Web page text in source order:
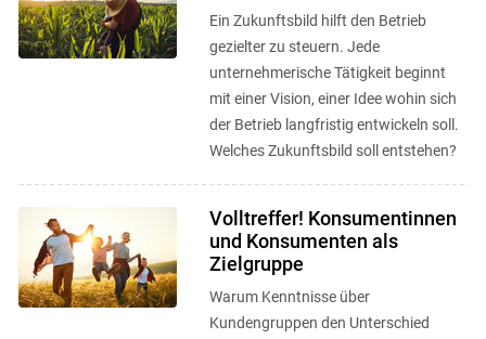
Ein Zukunftsbild hilft den Betrieb
gezielter zu steuern. Jede
unternehmerische Tätigkeit beginnt
mit einer Vision, einer Idee wohin sich
der Betrieb langfristig entwickeln soll.
Welches Zukunftsbild soll entstehen?
Volltreffer! Konsumentinnen
und Konsumenten als
Zielgruppe
Warum Kenntnisse über
Kundengruppen den Unterschied